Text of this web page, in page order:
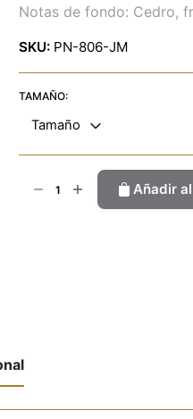
Notas de fondo: Cedro,
SKU: PN-806-JM
TAMAÑO:
Tamaño
Añadir